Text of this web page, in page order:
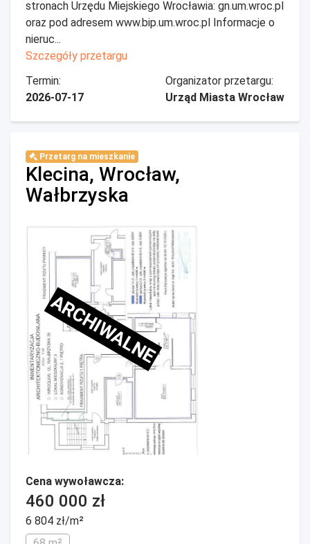
stronach Urzędu Miejskiego Wrocławia: gn.um.wroc.pl
oraz pod adresem www.bip.um.wroc.pl Informacje o
nieruc...
Szczegóły przetargu
Termin:
2026-07-17
Organizator przetargu:
Urząd Miasta Wrocław
Przetarg na mieszkanie
Klecina, Wrocław,
Wałbrzyska
ARCHIWALNE
Cena wywoławcza:
460 000 zł
6 804 zł/m²